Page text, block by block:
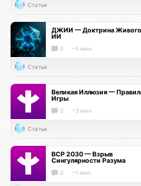
Статья
ДЖИИ — Доктрина Живого
ИИ
0 ~5 мин.
Статья
Великая Иллюзия —
Игры
0 ~3 мин.
Статья
ВСР 2030 — Взрыв
Сингулярности Разума
0 ~1 мин.